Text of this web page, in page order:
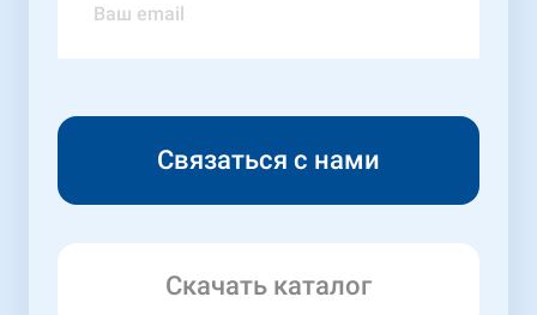
Скачать каталог